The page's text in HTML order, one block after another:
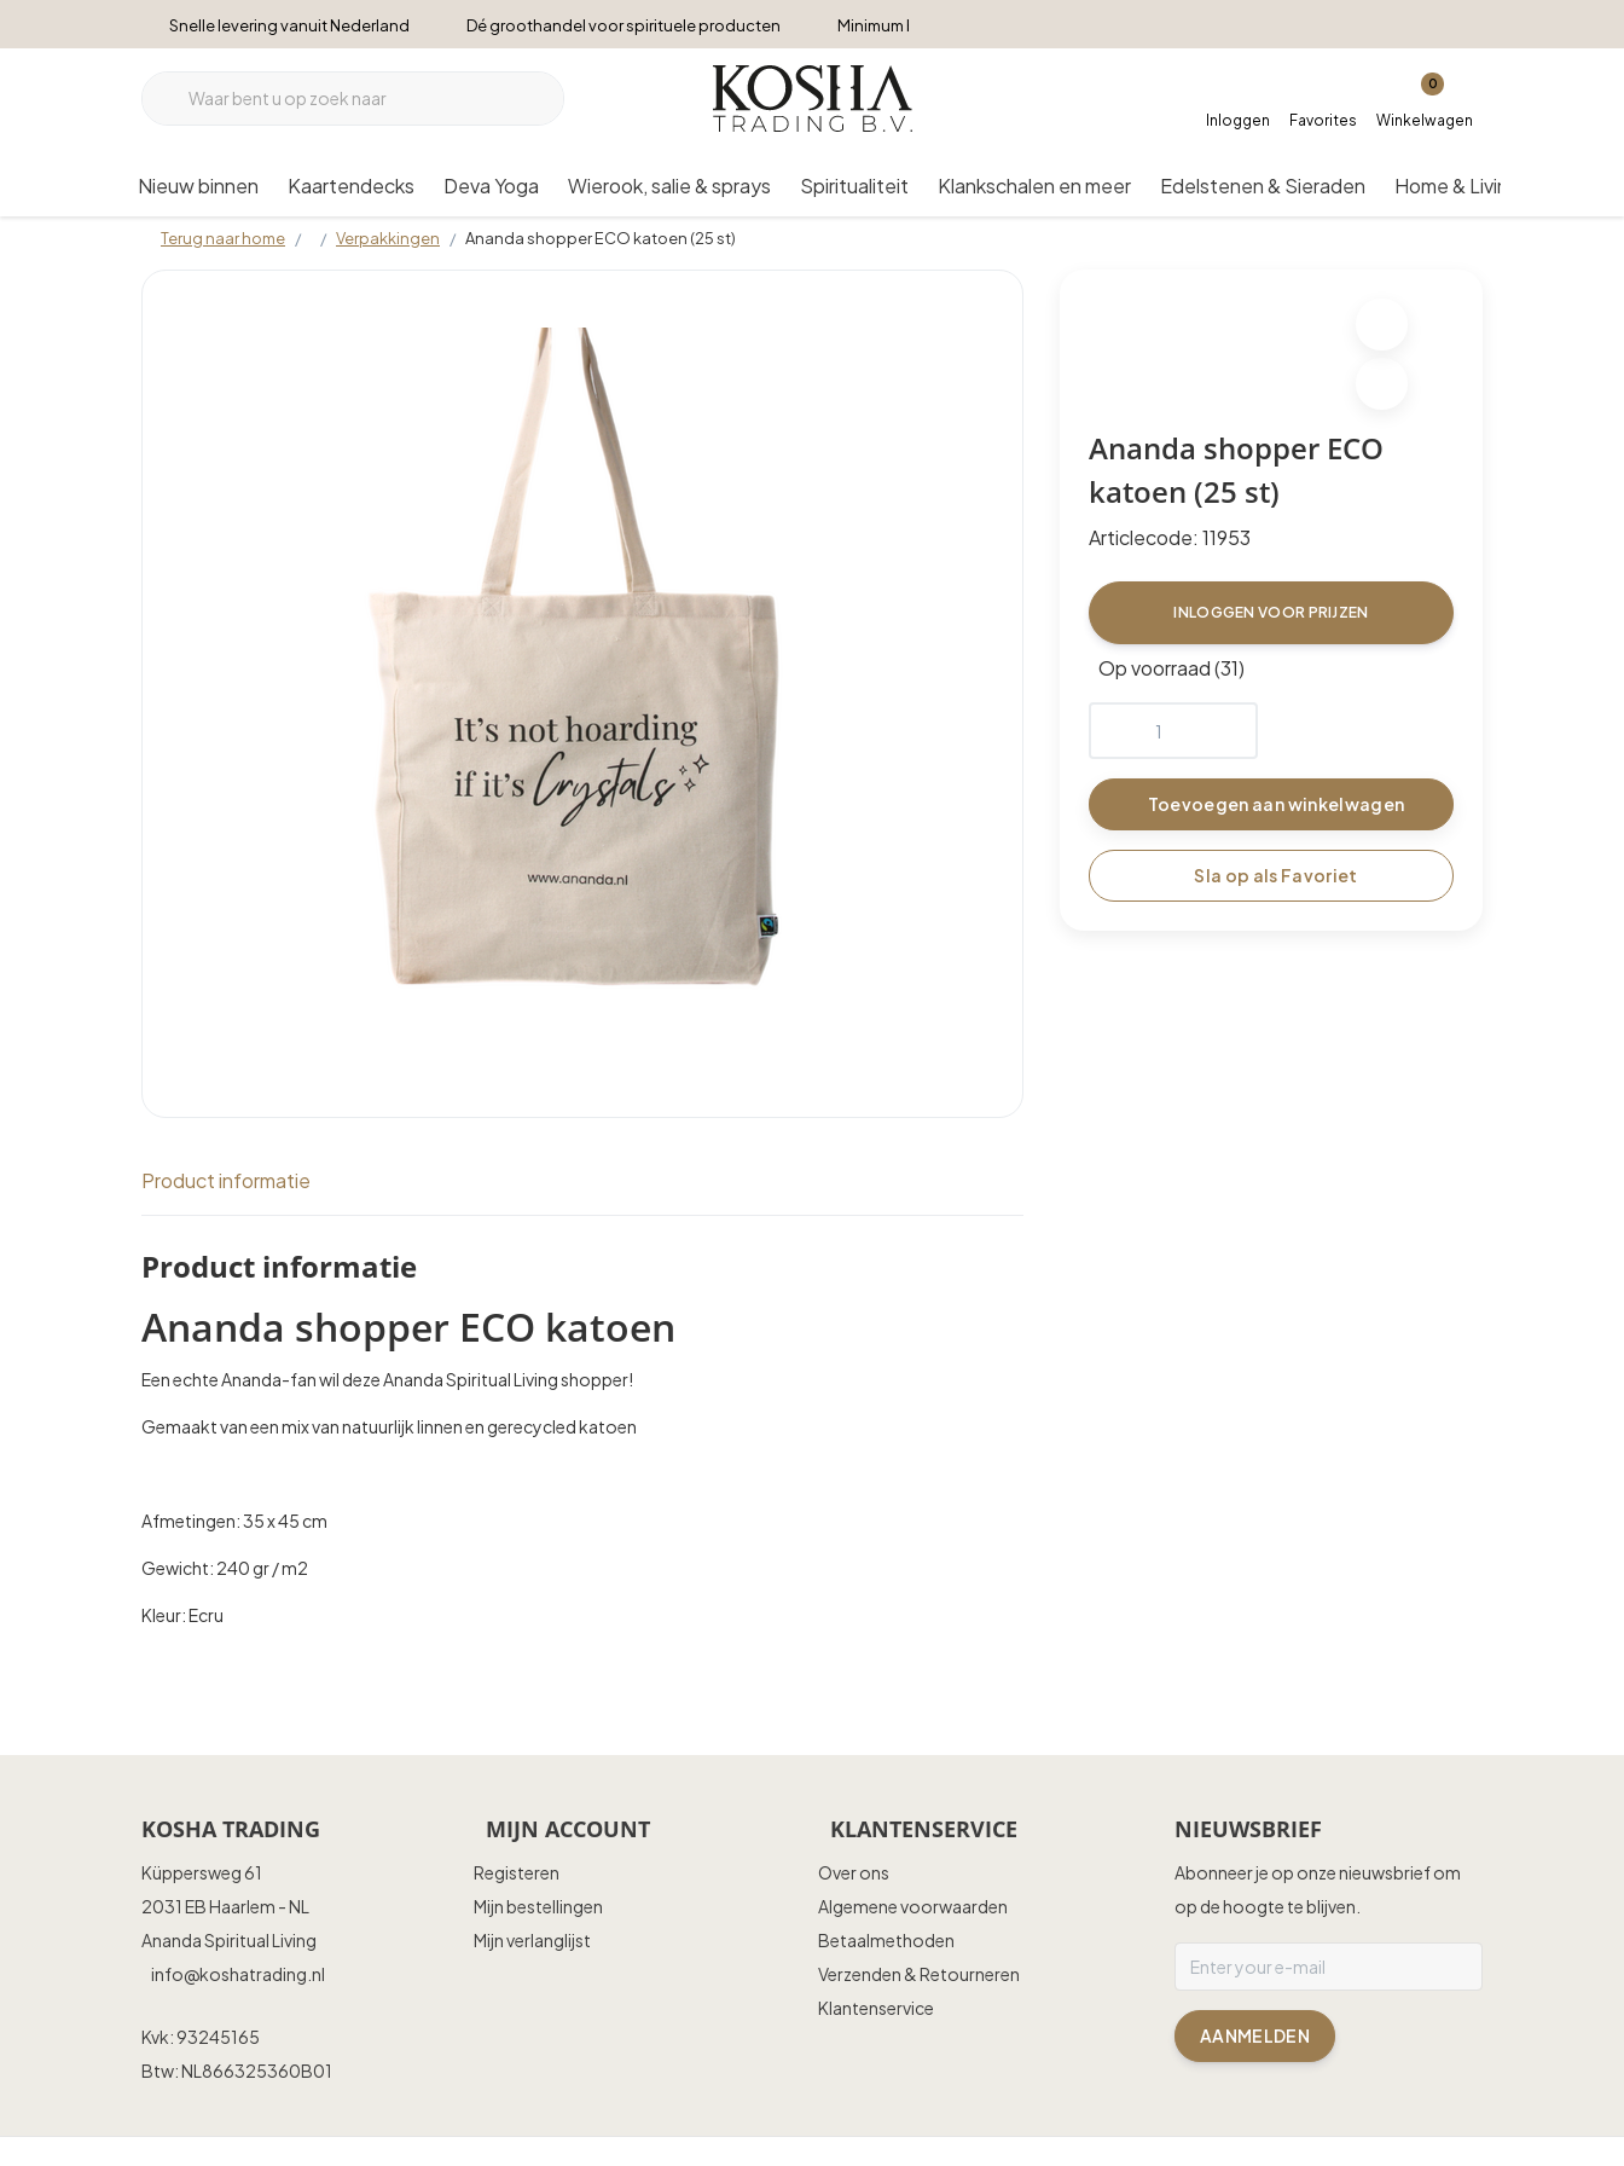
Snelle levering vanuit Nederland Dé groothandel voor spirituele producten Minimum bestelbedrag €250
Inloggen Favorites
0
Winkelwagen
Nieuw binnen Kaartendecks Deva Yoga Wierook, salie & sprays Spiritualiteit Klankschalen en meer Edelstenen & Sieraden Home & Living
Terug naar home Verpakkingen Ananda shopper ECO katoen (25 st)
Ananda shopper ECO
katoen (25 st)
Articlecode: 11953
INLOGGEN VOOR PRIJZEN
Op voorraad (31)
Toevoegen aan winkelwagen
Sla op als Favoriet
Product informatie
Product informatie
Ananda shopper ECO katoen
Een echte Ananda-fan wil deze Ananda Spiritual Living shopper!
Gemaakt van een mix van natuurlijk linnen en gerecycled katoen
Afmetingen: 35 x 45 cm
Gewicht: 240 gr / m2
Kleur: Ecru
KOSHA TRADING
Küppersweg 61
2031 EB Haarlem - NL
Ananda Spiritual Living
info@koshatrading.nl
Kvk: 93245165
Btw: NL866325360B01
MIJN ACCOUNT
Registeren
Mijn bestellingen
Mijn verlanglijst
KLANTENSERVICE
Over ons
Algemene voorwaarden
Betaalmethoden
Verzenden & Retourneren
Klantenservice
NIEUWSBRIEF
Abonneer je op onze nieuwsbrief om
op de hoogte te blijven.
AANMELDEN